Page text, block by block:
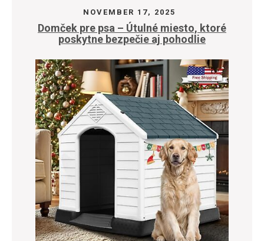
NOVEMBER 17, 2025
Domček pre psa – Útulné miesto, ktoré
poskytne bezpečie aj pohodlie